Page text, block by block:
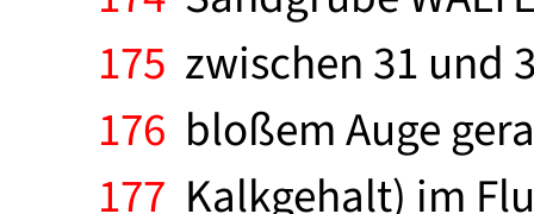
175 zwischen 31 und
176 bloßem Auge
177 Kalkgehalt) im